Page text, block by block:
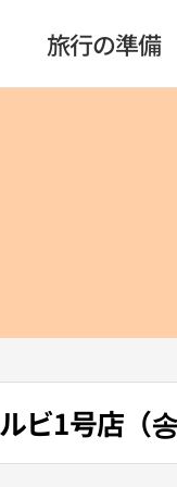
旅行の準備
ビ1号店（